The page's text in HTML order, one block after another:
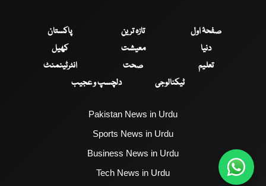
صفحۂ اول تازہ ترین
پاکستان
دنیا
معیشت
کھیل
تعلیم
صحت
انٹرٹینمنٹ
ٹیکنالوجی
دلچسپ و عجیب
Pakistan News in Urdu
Sports News in Urdu
Business News in Urdu
Tech News in Urdu